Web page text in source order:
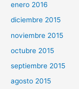
enero 2016
diciembre 2015
noviembre 2015
octubre 2015
septiembre 2015
agosto 2015